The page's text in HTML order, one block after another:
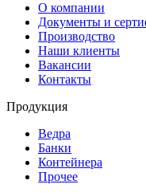
О компании
Документы и
Производство
Наши клиенты
Вакансии
Контакты
Продукция
Ведра
Банки
Контейнера
Прочее